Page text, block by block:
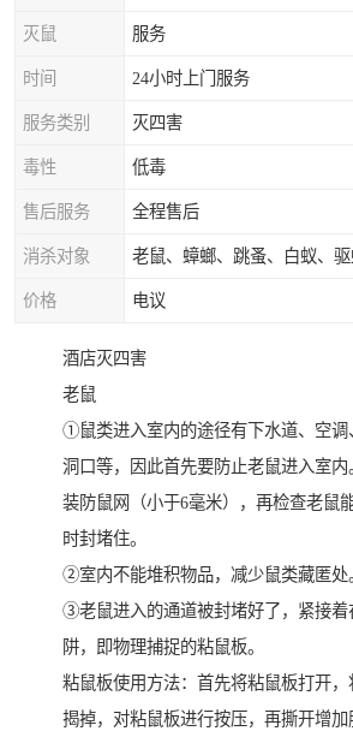
灭鼠 服务
时间 24小时上门服务
服务类别 灭四害
毒性 低毒
售后服务 全程售后
消杀对象
价格 电议
酒店灭四害
老鼠
①鼠类进入室内的途径有下水道、空调
洞口等，因此首先要防止老鼠进入室
装防鼠网（小于6毫米），再检查老鼠
时封堵住。
②室内不能堆积物品，减少鼠类藏匿处
③老鼠进入的通道被封堵好了，紧接着
阱，即物理捕捉的粘鼠板。
粘鼠板使用方法：首先将粘鼠板打开，
揭掉，对粘鼠板进行按压，再撕开增